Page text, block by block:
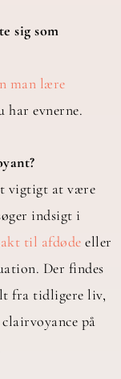
sig som
man lære
har evnerne.
vigtigt at være
indsigt i
til afdøde eller
Der findes
fra tidligere liv,
på